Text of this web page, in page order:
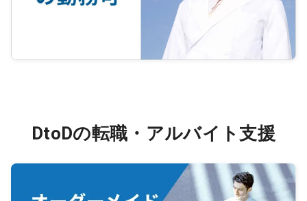
DtoDの転職・アルバイト支援